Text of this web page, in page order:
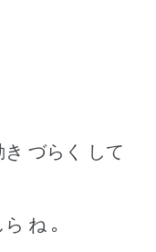
き づらく して
ね ｡